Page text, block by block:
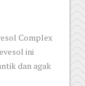
Complex
ini
dan agak